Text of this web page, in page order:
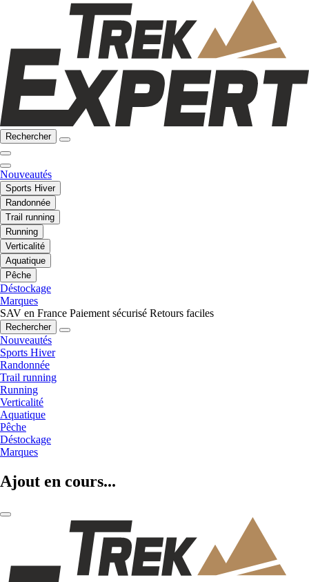
Rechercher
Nouveautés
Sports Hiver
Randonnée
Trail running
Running
Verticalité
Aquatique
Pêche
Déstockage
Marques
SAV en France Paiement sécurisé Retours faciles
Rechercher
Nouveautés
Sports Hiver
Randonnée
Trail running
Running
Verticalité
Aquatique
Pêche
Déstockage
Marques
Ajout en cours...